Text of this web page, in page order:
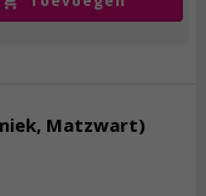
Matzwart)